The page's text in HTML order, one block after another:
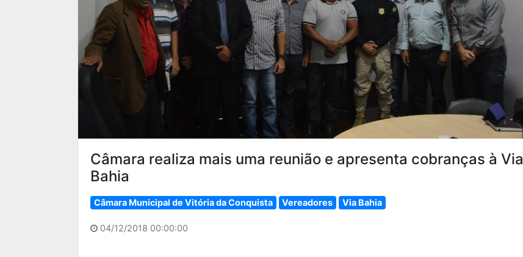
Câmara realiza mais uma reunião e apresenta cobranças à Via
Bahia
Câmara Municipal de Vitória da Conquista Vereadores Via Bahia
04/12/2018 00:00:00